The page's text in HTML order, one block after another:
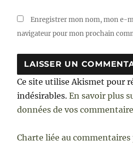
Enregistrer mon nom, mon e-
navigateur pour mon prochain
Ce site utilise Akismet pour
indésirables.En savoir plus
données de vos
Charte liée au